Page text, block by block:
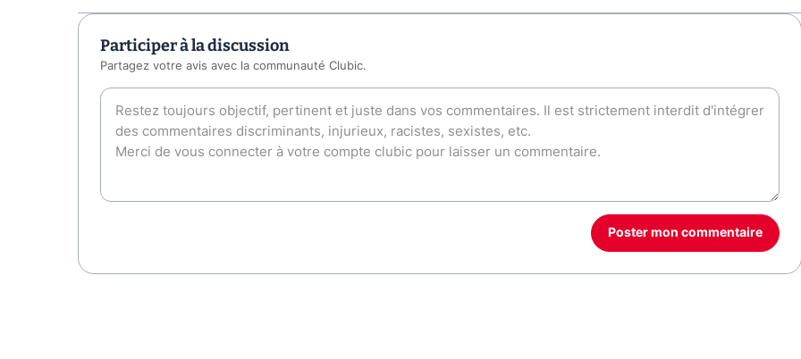
Participer à la discussion
Partagez votre avis avec la communauté Clubic.
Poster mon commentaire